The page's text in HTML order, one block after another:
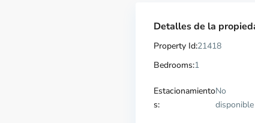
Detalles de la
Property Id:21418
Bedrooms:1
Estacionamiento
s:
No
disponible